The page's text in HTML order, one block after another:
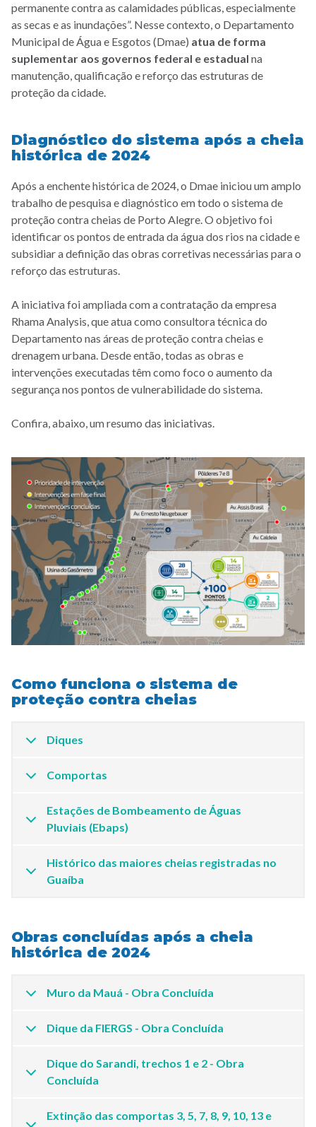
permanente contra as calamidades públicas, especialmente
as secas e as inundações”. Nesse contexto, o Departamento
Municipal de Água e Esgotos (Dmae) atua de forma
suplementar aos governos federal e estadual na
manutenção, qualificação e reforço das estruturas de
proteção da cidade.
Diagnóstico do sistema após a cheia
histórica de 2024
Após a enchente histórica de 2024, o Dmae iniciou um amplo
trabalho de pesquisa e diagnóstico em todo o sistema de
proteção contra cheias de Porto Alegre. O objetivo foi
identificar os pontos de entrada da água dos rios na cidade e
subsidiar a definição das obras corretivas necessárias para o
reforço das estruturas.
A iniciativa foi ampliada com a contratação da empresa
Rhama Analysis, que atua como consultora técnica do
Departamento nas áreas de proteção contra cheias e
drenagem urbana. Desde então, todas as obras e
intervenções executadas têm como foco o aumento da
segurança nos pontos de vulnerabilidade do sistema.
Confira, abaixo, um resumo das iniciativas.
Como funciona o sistema de
proteção contra cheias
Diques
Comportas
Estações de Bombeamento de Águas
Pluviais (Ebaps)
Histórico das maiores cheias registradas no
Guaíba
Obras concluídas após a cheia
histórica de 2024
Muro da Mauá - Obra Concluída
Dique da FIERGS - Obra Concluída
Dique do Sarandi, trechos 1 e 2 - Obra
Concluída
Extinção das comportas 3, 5, 7, 8, 9, 10, 13 e